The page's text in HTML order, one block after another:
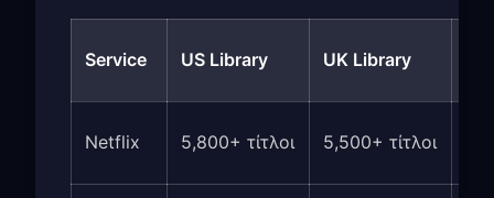
Service US Library UK Library
Netflix 5,800+ τίτλοι 5,500+ τίτλοι